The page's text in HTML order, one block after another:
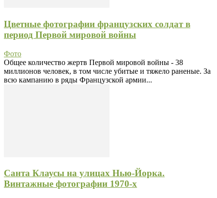
Цветные фотографии французских солдат в
период Первой мировой войны
Фото
Общее количество жертв Первой мировой войны - 38
миллионов человек, в том числе убитые и тяжело раненые. За
всю кампанию в ряды Французской армии...
Санта Клаусы на улицах Нью-Йорка.
Винтажные фотографии 1970-х